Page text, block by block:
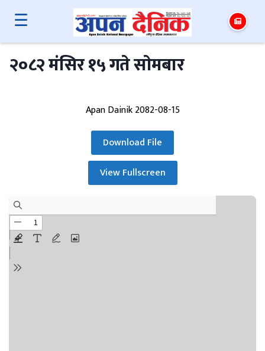
☰
२०८२ मंसिर १५ गते साेमबार
Apan Dainik 2082-08-15
Download File
View Fullscreen